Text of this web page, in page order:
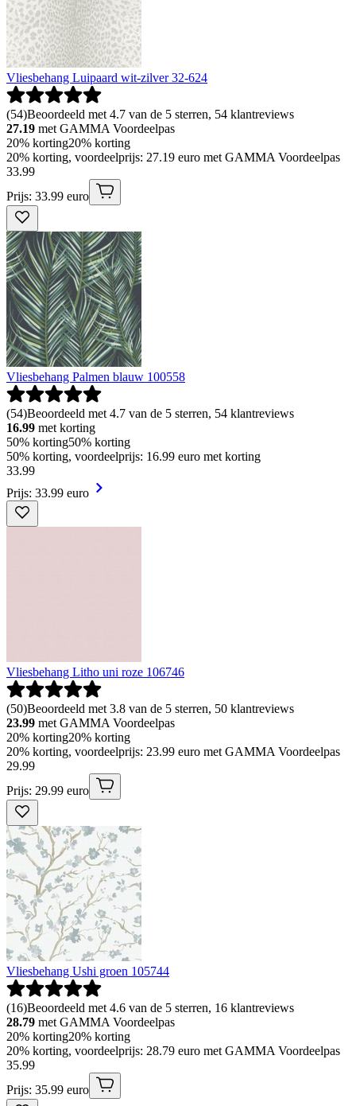
Vliesbehang Luipaard wit-zilver 32-624
(54)Beoordeeld met 4.7 van de 5 sterren, 54 klantreviews
27.19 met GAMMA Voordeelpas
20% korting20% korting
20% korting, voordeelprijs: 27.19 euro met GAMMA Voordeelpas
33.99
Prijs: 33.99 euro
Vliesbehang Palmen blauw 100558
(54)Beoordeeld met 4.7 van de 5 sterren, 54 klantreviews
16.99 met korting
50% korting50% korting
50% korting, voordeelprijs: 16.99 euro met korting
33.99
Prijs: 33.99 euro
Vliesbehang Litho uni roze 106746
(50)Beoordeeld met 3.8 van de 5 sterren, 50 klantreviews
23.99 met GAMMA Voordeelpas
20% korting20% korting
20% korting, voordeelprijs: 23.99 euro met GAMMA Voordeelpas
29.99
Prijs: 29.99 euro
Vliesbehang Ushi groen 105744
(16)Beoordeeld met 4.6 van de 5 sterren, 16 klantreviews
28.79 met GAMMA Voordeelpas
20% korting20% korting
20% korting, voordeelprijs: 28.79 euro met GAMMA Voordeelpas
35.99
Prijs: 35.99 euro